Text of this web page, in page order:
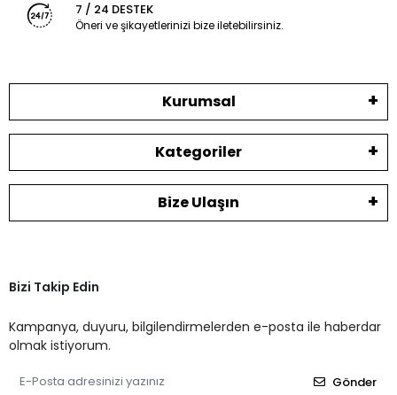
7 / 24 DESTEK
Öneri ve şikayetlerinizi bize iletebilirsiniz.
Kurumsal
Kategoriler
Bize Ulaşın
Bizi Takip Edin
Kampanya, duyuru, bilgilendirmelerden e-posta ile haberdar
olmak istiyorum.
Gönder